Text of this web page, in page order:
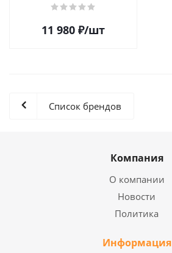
11 980 ₽/шт
Список брендов
Компания
О компании
Новости
Политика
Информация